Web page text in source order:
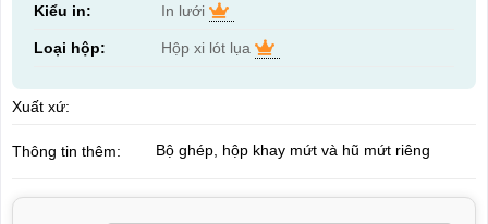
Kiểu in: In lưới
Loại hộp: Hộp xi lót lụa
Xuất xứ:
Thông tin thêm: Bộ ghép, hộp khay mứt và hũ mứt riêng